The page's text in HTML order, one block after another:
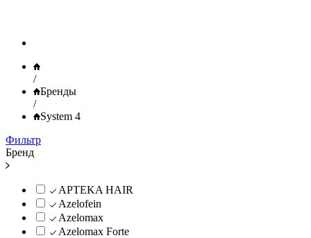
/
Бренды
/
System 4
Фильтр
Бренд
APTEKA HAIR
Azelofein
Azelomax
Azelomax Forte